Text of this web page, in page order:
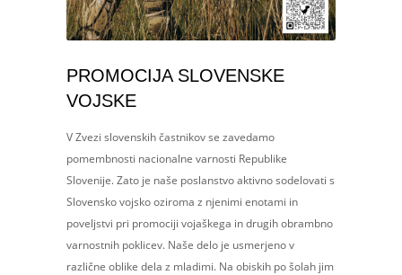
PROMOCIJA SLOVENSKE
VOJSKE
V Zvezi slovenskih častnikov se zavedamo
pomembnosti nacionalne varnosti Republike
Slovenije. Zato je naše poslanstvo aktivno sodelovati s
Slovensko vojsko oziroma z njenimi enotami in
poveljstvi pri promociji vojaškega in drugih obrambno
varnostnih poklicev. Naše delo je usmerjeno v
različne oblike dela z mladimi. Na obiskih po šolah jim